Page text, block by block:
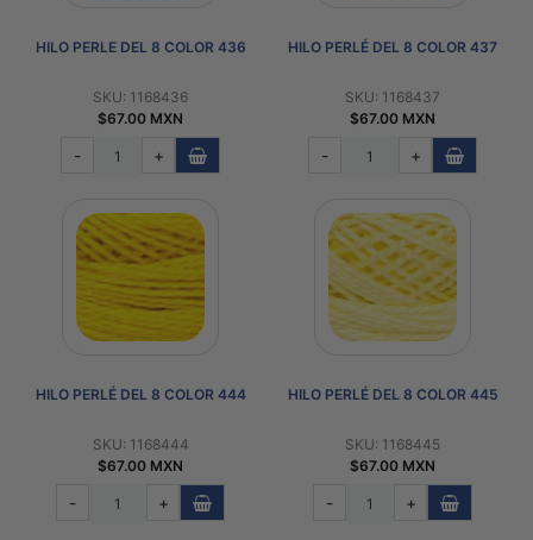
HILO PERLE DEL 8 COLOR 436
SKU: 1168436
$67.00 MXN
- +
HILO PERLÉ DEL 8 COLOR 437
SKU: 1168437
$67.00 MXN
- +
HILO PERLÉ DEL 8 COLOR 444
SKU: 1168444
$67.00 MXN
- +
HILO PERLÉ DEL 8 COLOR 445
SKU: 1168445
$67.00 MXN
- +